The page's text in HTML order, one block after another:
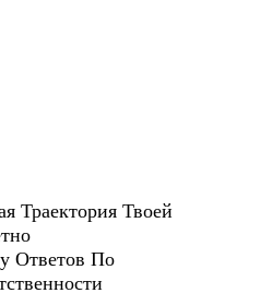
Траектория Твоей
Ответов По